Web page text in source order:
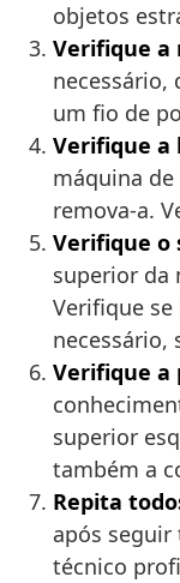
objetos
Verifique a
necessário,
um fio de
Verifique a
máquina
remova-a.
Verifique o
superior da
Verifique
necessário,
Verifique a
superior
também a
Repita
após
técnico